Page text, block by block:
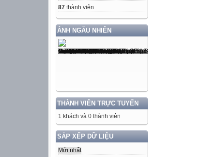
87 thành viên
ẢNH NGẪU NHIÊN
THÀNH VIÊN TRỰC TUYẾN
1 khách và 0 thành viên
SẮP XẾP DỮ LIỆU
Mới nhất